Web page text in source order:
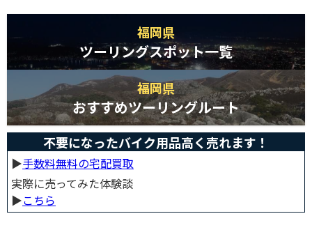
福岡県
ツーリングスポット一覧
福岡県
おすすめツーリングルート
不要になったバイク用品高く売れます！
▶︎手数料無料の宅配買取
実際に売ってみた体験談
▶︎こちら